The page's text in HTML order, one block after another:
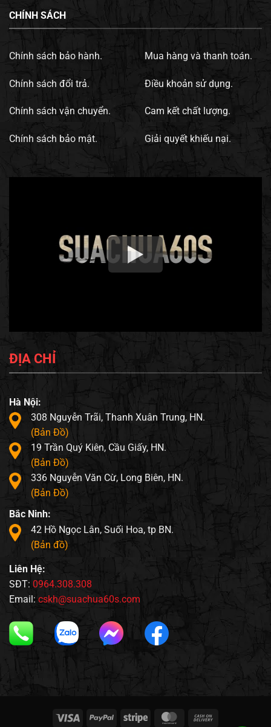
CHÍNH SÁCH
Chính sách bảo hành.
Chính sách đổi trả.
Chính sách vận chuyển.
Chính sách bảo mật.
Mua hàng và thanh toán.
Điều khoản sử dụng.
Cam kết chất lượng.
Giải quyết khiếu nại.
ĐỊA CHỈ
Hà Nội:
308 Nguyễn Trãi, Thanh Xuân Trung, HN.
(Bản Đồ)
19 Trần Quý Kiên, Cầu Giấy, HN.
(Bản Đồ)
336 Nguyễn Văn Cừ, Long Biên, HN.
(Bản Đồ)
Bắc Ninh:
42 Hồ Ngọc Lân, Suối Hoa, tp BN.
(Bản đồ)
Liên Hệ:
SĐT: 0964.308.308
Email: cskh@suachua60s.com
Visa PayPal Stripe MasterCard